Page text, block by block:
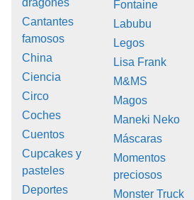
dragones
Cantantes
famosos
China
Ciencia
Circo
Coches
Cuentos
Cupcakes y
pasteles
Deportes
Fontaine
Labubu
Legos
Lisa Frank
M&MS
Magos
Maneki Neko
Máscaras
Momentos
preciosos
Monster Truck